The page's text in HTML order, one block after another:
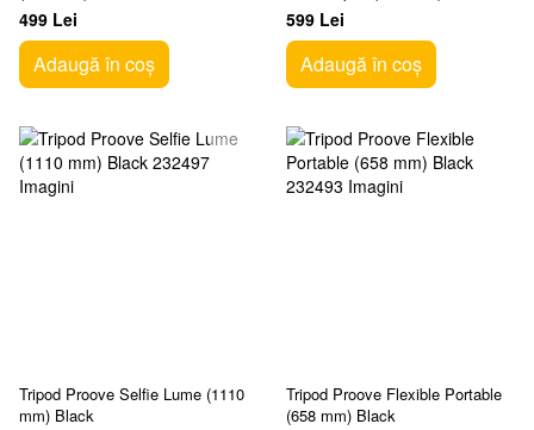
499 Lei
Adaugă în coș
599 Lei
Adaugă în coș
Tripod Proove Selfie Lume (1110
mm) Black
Tripod Proove Flexible Portable
(658 mm) Black